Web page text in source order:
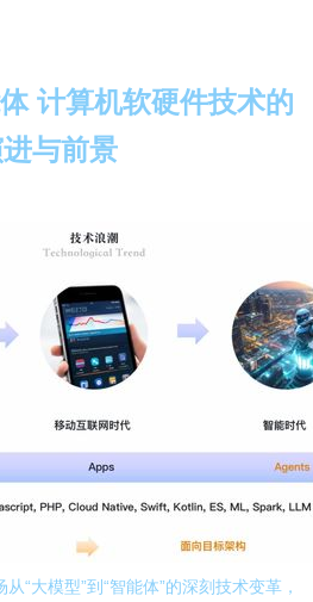
计算机软硬件技术的
与前景
“大模型”到“智能体”的深刻技术变革，